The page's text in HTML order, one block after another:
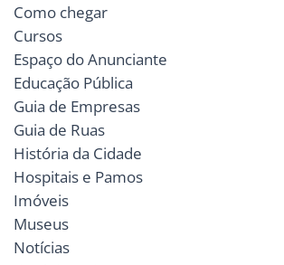
Como chegar
Cursos
Espaço do Anunciante
Educação Pública
Guia de Empresas
Guia de Ruas
História da Cidade
Hospitais e Pamos
Imóveis
Museus
Notícias